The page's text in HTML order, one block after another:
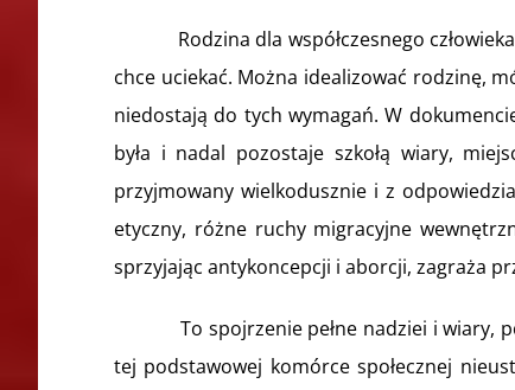
Rodzina dla współczesnego człowieka
chce uciekać. Można idealizować rodzinę,
niedostają do tych wymagań. W
była i nadal pozostaje szkołą wiary,
przyjmowany wielkodusznie i z
etyczny, różne ruchy migracyjne
sprzyjając antykoncepcji i aborcji, zagraża
To spojrzenie pełne nadziei i wiary,
tej podstawowej komórce społecznej